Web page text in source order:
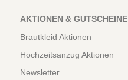
AKTIONEN & GUTSCHEINE
Brautkleid Aktionen
Hochzeitsanzug Aktionen
Newsletter